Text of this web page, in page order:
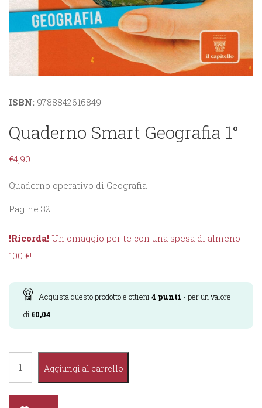
ISBN: 9788842616849
Quaderno Smart Geografia 1°
€4,90
Quaderno operativo di Geografia
Pagine 32
!Ricorda! Un omaggio per te con una spesa di almeno
100 €!
Acquista questo prodotto e ottieni 4 punti - per un valore
di €0,04
Geografia
Aggiungi al carrello